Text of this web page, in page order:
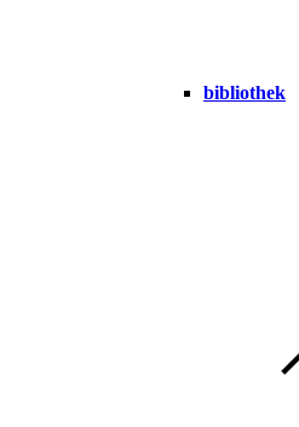
bibliothek